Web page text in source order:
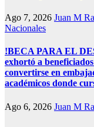
Ago 7, 2026 Juan M
Nacionales
!BECA PARA EL
exhortó a
convertirse en
académicos donde
Ago 6, 2026 Juan M